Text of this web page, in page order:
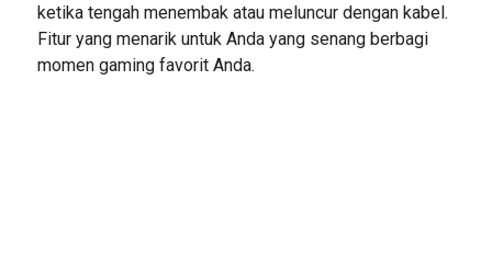
ketika tengah menembak atau meluncur dengan kabel.
Fitur yang menarik untuk Anda yang senang berbagi
momen gaming favorit Anda.